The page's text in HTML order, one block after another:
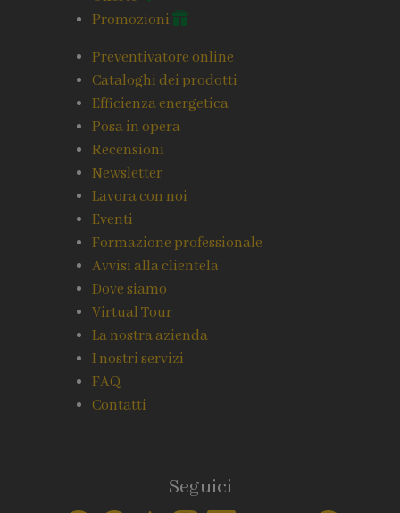
Promozioni
Preventivatore online
Cataloghi dei prodotti
Efficienza energetica
Posa in opera
Recensioni
Newsletter
Lavora con noi
Eventi
Formazione professionale
Avvisi alla clientela
Dove siamo
Virtual Tour
La nostra azienda
I nostri servizi
FAQ
Contatti
Seguici